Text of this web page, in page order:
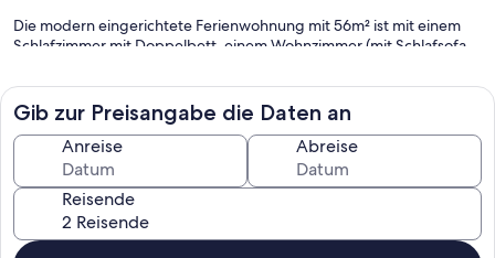
Die modern eingerichtete Ferienwohnung mit 56m² ist mit einem
Schlafzimmer mit Doppelbett, einem Wohnzimmer (mit Schlafsofa
Dusche/WC ausgestattet.
Die Wohnung ist über einen separaten Eingang vom Hausflur zu
erreichen und bildet damit eine abgeschlossene Einheit. Am Haus
sowie zur Wohnung selbst ist eine jeweils eine Treppe vorhanden.
Im Garten steht eine gemütliche Terrasse mit Sitzmöbel und ein
Strandkorb zur Verfügung. Sollte das Wetter mal etwas
ungemütlich werden, kann zusätzlich eine überdachte Terrasse
Gib zur Preisangabe die Daten an
Anreise Abreise
Reisende